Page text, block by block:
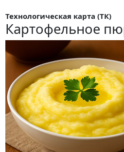
Технологическая карта (ТК)
Картофельное